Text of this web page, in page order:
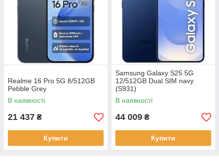
Realme 16 Pro 5G 8/512GB
Pebble Grey
В наявності
21 437 ₴
Купити
Samsung Galaxy S25 5G
12/512GB Dual SIM navy
(S931)
В наявності
44 009 ₴
Купити